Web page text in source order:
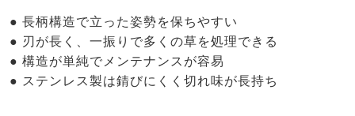
● 長柄構造で立った姿勢を保ちやすい
● 刃が長く、一振りで多くの草を処理できる
● 構造が単純でメンテナンスが容易
● ステンレス製は錆びにくく切れ味が長持ち